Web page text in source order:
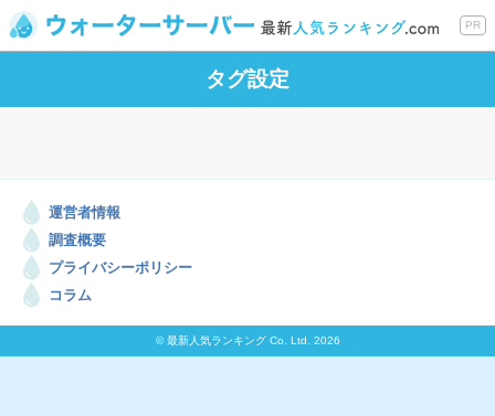
PR
タグ設定
運営者情報
調査概要
プライバシーポリシー
コラム
© 最新人気ランキング Co. Ltd. 2026